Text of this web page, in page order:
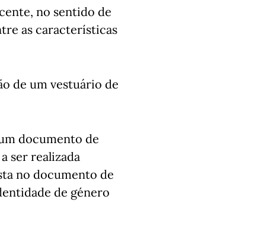
no sentido de
as características
de um vestuário de
documento de
ser realizada
no documento de
de género